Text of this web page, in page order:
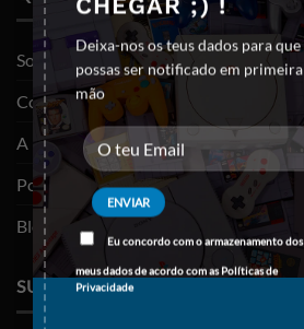
Deixa-nos os teus dados para que
possas ser notificado em primeira
mão
Eu concordo com o armazenamento dos
meus dados de acordo com asPolíticas de
Privacidade
Sobre nós
Contactos
A minha conta
Política de privacidade
Blog
SUPORTE